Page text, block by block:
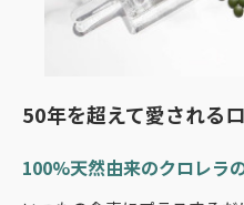
50年を超えて愛される
100%天然由来のクロレラ